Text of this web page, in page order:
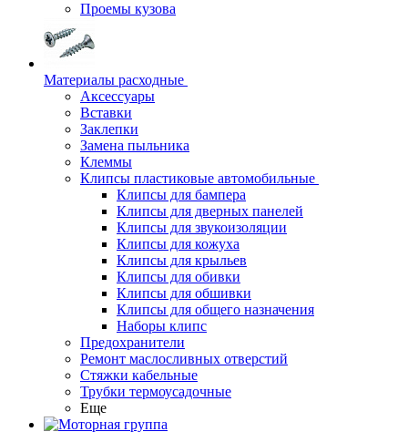
Проемы кузова
Материалы расходные
Аксессуары
Вставки
Заклепки
Замена пыльника
Клеммы
Клипсы пластиковые автомобильные
Клипсы для бампера
Клипсы для дверных панелей
Клипсы для звукоизоляции
Клипсы для кожуха
Клипсы для крыльев
Клипсы для обивки
Клипсы для обшивки
Клипсы для общего назначения
Наборы клипс
Предохранители
Ремонт маслосливных отверстий
Стяжки кабельные
Трубки термоусадочные
Еще